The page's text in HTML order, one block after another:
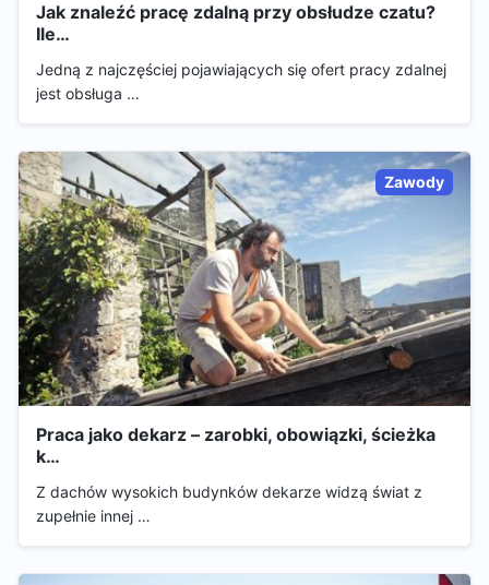
Jak znaleźć pracę zdalną przy obsłudze czatu?
Ile…
Jedną z najczęściej pojawiających się ofert pracy zdalnej
jest obsługa …
Zawody
Praca jako dekarz – zarobki, obowiązki, ścieżka
k…
Z dachów wysokich budynków dekarze widzą świat z
zupełnie innej …